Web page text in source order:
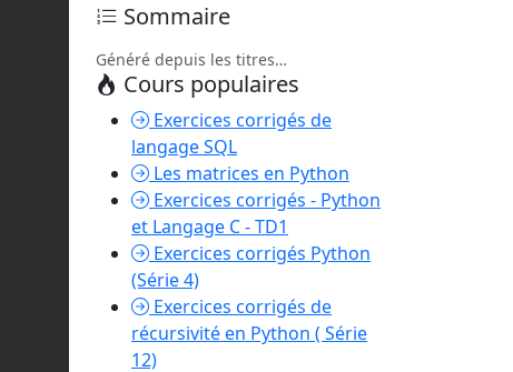
Sommaire
Généré depuis les titres…
Cours populaires
Exercices corrigés de
langage SQL
Les matrices en Python
Exercices corrigés - Python
et Langage C - TD1
Exercices corrigés Python
(Série 4)
Exercices corrigés de
récursivité en Python ( Série
12)